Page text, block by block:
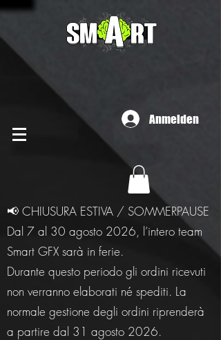
Anmelden
📢 CHIUSURA ESTIVA / SOMMERPAUSE
Dal 7 al 30 agosto 2026, l’intero team
Smart GFX sarà in ferie.
Durante questo periodo gli ordini ricevuti
non verranno elaborati né spediti. La
normale gestione degli ordini riprenderà
a partire dal 31 agosto 2026.